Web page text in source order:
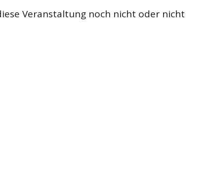
Veranstaltung noch nicht oder nicht